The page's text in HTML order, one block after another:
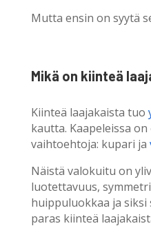
Mutta ensin on syytä
Mikä on kiinteä
Kiinteä laajakaista tuo
kautta. Kaapeleissa
vaihtoehtoja: kupari ja
Näistä valokuitu on
luotettavuus,
huippuluokkaa ja
paras kiinteä